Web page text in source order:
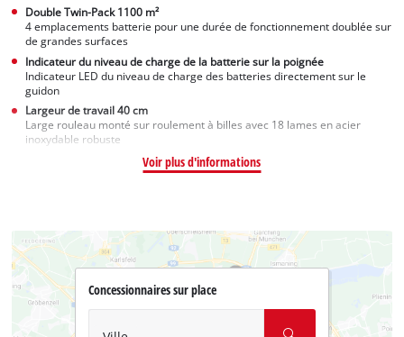
Double Twin-Pack 1100 m²
4 emplacements batterie pour une durée de fonctionnement doublée sur
de grandes surfaces
Indicateur du niveau de charge de la batterie sur la poignée
Indicateur LED du niveau de charge des batteries directement sur le
guidon
Largeur de travail 40 cm
Large rouleau monté sur roulement à billes avec 18 lames en acier
inoxydable robuste
Voir plus d'informations
Concessionnaires sur place